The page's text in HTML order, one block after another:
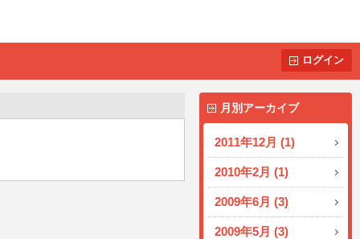
ログイン
月別アーカイブ
2011年12月 (1)
2010年2月 (1)
2009年6月 (3)
2009年5月 (3)